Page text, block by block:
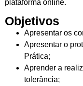
plataforma online.
Objetivos
Apresentar os
Apresentar o
Prática;
Aprender a
tolerância;